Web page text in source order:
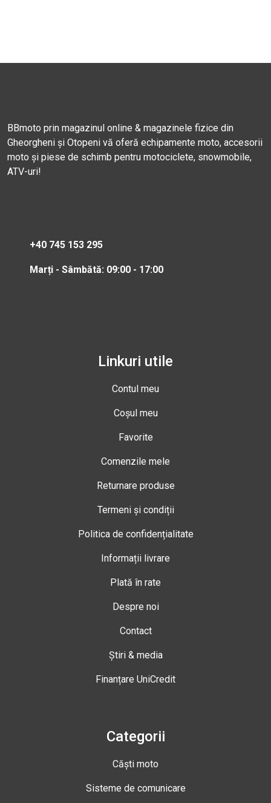
BBmoto prin magazinul online & magazinele fizice din
Gheorgheni și Otopeni vă oferă echipamente moto, accesorii
moto și piese de schimb pentru motociclete, snowmobile,
ATV-uri!
+40 745 153 295
Marți - Sâmbătă: 09:00 - 17:00
Linkuri utile
Contul meu
Coșul meu
Favorite
Comenzile mele
Returnare produse
Termeni și condiții
Politica de confidențialitate
Informații livrare
Plată în rate
Despre noi
Contact
Știri & media
Finanțare UniCredit
Categorii
Căști moto
Sisteme de comunicare